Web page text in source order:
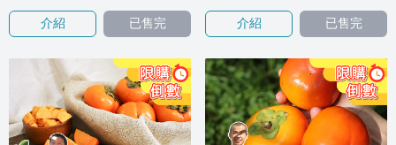
介紹 已售完 介紹 已售完